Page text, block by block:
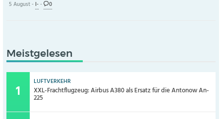
5 August - I-- 0
Meistgelesen
LUFTVERKEHR
XXL-Frachtflugzeug: Airbus A380 als Ersatz für die Antonow An-
225